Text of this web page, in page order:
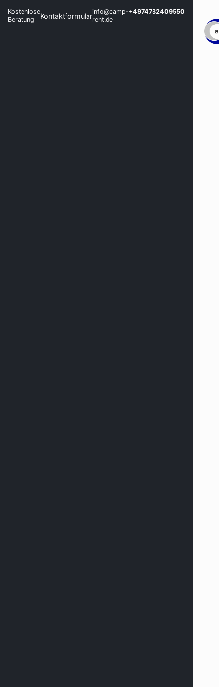
Kostenlose
Beratung
Kontaktformularinfo@camp-
rent.de
+4974732409550